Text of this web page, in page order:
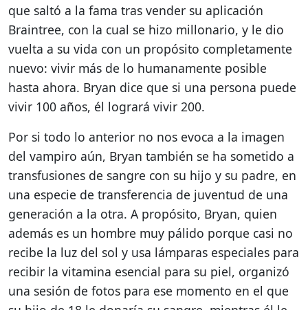
que saltó a la fama tras vender su aplicación
Braintree, con la cual se hizo millonario, y le dio
vuelta a su vida con un propósito completamente
nuevo: vivir más de lo humanamente posible
hasta ahora. Bryan dice que si una persona puede
vivir 100 años, él logrará vivir 200.
Por si todo lo anterior no nos evoca a la imagen
del vampiro aún, Bryan también se ha sometido a
transfusiones de sangre con su hijo y su padre, en
una especie de transferencia de juventud de una
generación a la otra. A propósito, Bryan, quien
además es un hombre muy pálido porque casi no
recibe la luz del sol y usa lámparas especiales para
recibir la vitamina esencial para su piel, organizó
una sesión de fotos para ese momento en el que